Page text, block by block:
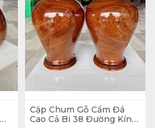
Cặp Chum Gỗ Cẩm Đá
Cao Cả Bi 38 Đường Kính